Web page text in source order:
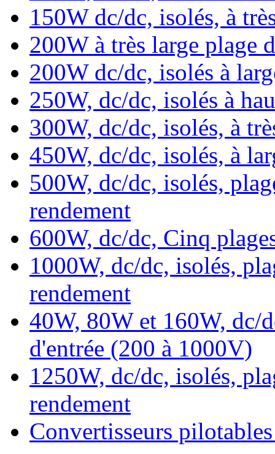
150W dc/dc, isolés, à
200W à très large plage
200W dc/dc, isolés à
250W, dc/dc, isolés à
300W, dc/dc, isolés, à
450W, dc/dc, isolés, à
500W, dc/dc, isolés,
rendement
600W, dc/dc, Cinq
1000W, dc/dc, isolés,
rendement
40W, 80W et 160W, dc/
d'entrée (200 à 1000V)
1250W, dc/dc, isolés,
rendement
Convertisseurs